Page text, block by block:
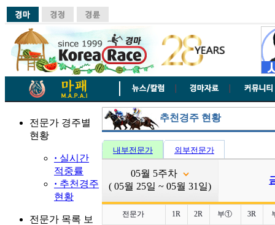
전문가 경주별
현황
· 실시간
적중률
· 추천경주
현황
전문가 목록 보
추천경주 현황
내부전문가 외부전문가
05월 5주차
( 05월 25일 ~ 05월 31일)
전문가 1R 2R 부① 3R